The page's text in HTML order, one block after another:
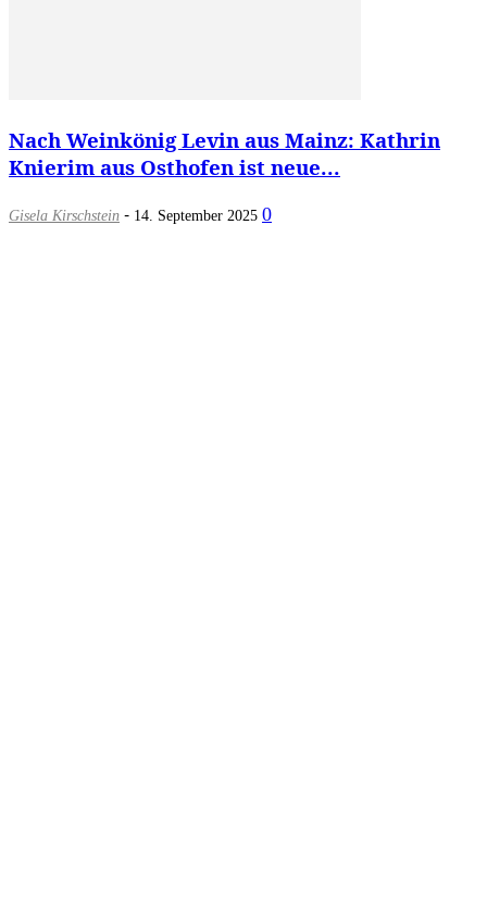
Nach Weinkönig Levin aus Mainz: Kathrin
Knierim aus Osthofen ist neue...
Gisela Kirschstein - 14. September 2025 0